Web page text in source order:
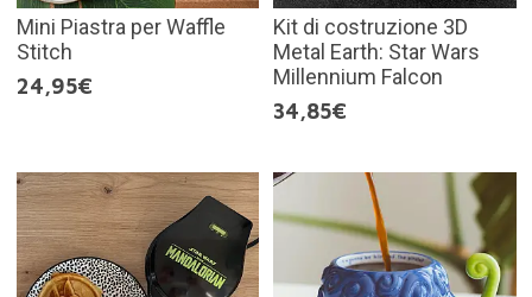
Mini Piastra per Waffle
Stitch
24,95€
Kit di costruzione 3D
Metal Earth: Star Wars
Millennium Falcon
34,85€